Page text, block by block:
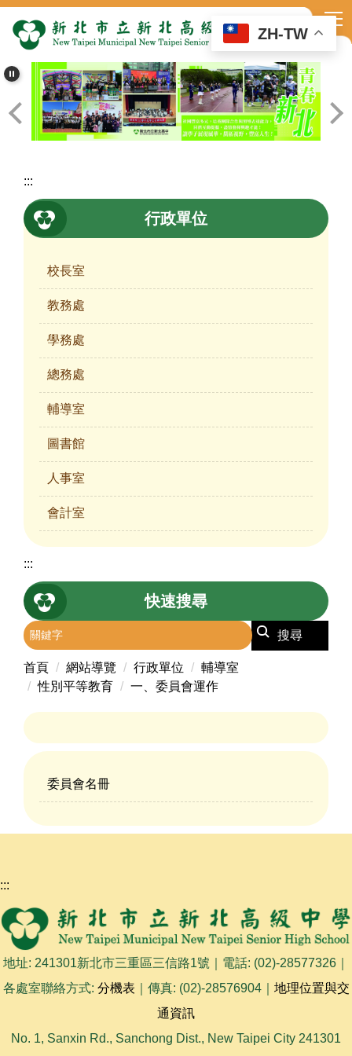
到
要
內
容
區
ZH-TW
:::
行政單位
校長室
教務處
學務處
總務處
輔導室
圖書館
人事室
會計室
:::
快速搜尋
搜尋
首頁 網站導覽 行政單位
輔導室
性別平等教育
一、委員會運作
委員會名冊
:::
地址: 241301新北市三重區三信路1號｜電話: (02)-28577326｜
各處室聯絡方式: 分機表 ｜傳真: (02)-28576904｜ 地理位置與交
通資訊
No. 1, Sanxin Rd., Sanchong Dist., New Taipei City 241301